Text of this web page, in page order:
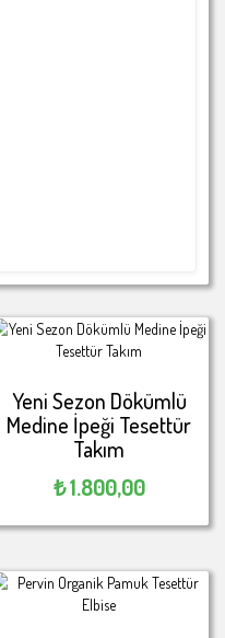
Yeni Sezon Dökümlü
Medine İpeği Tesettür
Takım
₺1.800,00